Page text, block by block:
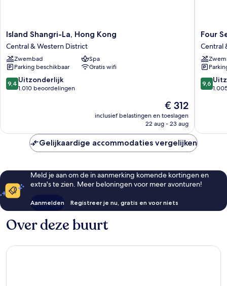
Island
Shangri-
La,
Hong
Kong
Central
&
Island Shangri-La, Hong Kong
Central & Western District
Zwembad
Spa
Parking beschikbaar
Gratis wifi
9.4
van
9,4 Uitzonderlijk
1.010 beoordelingen
De
prijs
is
€ 312
inclusief belastingen en toeslagen
22 aug - 23 aug
Four
Seasons
Hotel
Hong
Kong
Central
&
Four
Central
9.6
van
9,6
Gelijkaardige accommodaties vergelijken
Meld je aan om de in aanmerking komende kortingen en
extra's te zien. Meer beloningen voor meer avonturen!
Aanmelden Registreer je nu, gratis en voor niets
Over deze buurt